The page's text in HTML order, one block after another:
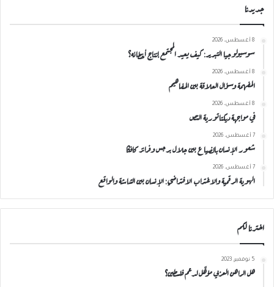
جديدنا
8 أغسطس، 2026
سوسيولوجيا التبرير: كيف يعيد المجتمع إنتاج أخطائه؟
8 أغسطس، 2026
المفهمة وسؤال العلاقة بين المفاهيم
8 أغسطس، 2026
في مواجهة ديكتاتورية النص
7 أغسطس، 2026
شعور الإنسان بالضياع بين جلال برجس وفرانز كافكا
7 أغسطس، 2026
الهوية الرقمية والاغتراب الافتراضي: الإنسان بين الشاشة والواقع
اخترنا لكم
5 نوفمبر، 2023
هل الراهن العربي مؤهَّل لدعم فلسطين؟